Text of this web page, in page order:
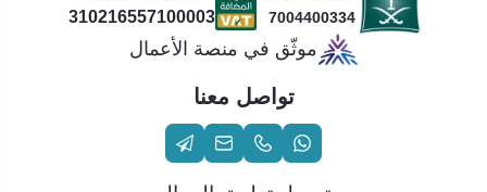
7004400334
310216557100003
موثّق في منصة الأعمال
تواصل معنا